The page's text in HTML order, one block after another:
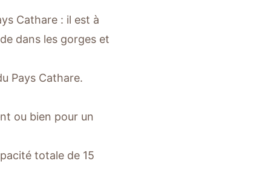
Cathare : il est à
dans les gorges et
Pays Cathare.
ou bien pour un
totale de 15